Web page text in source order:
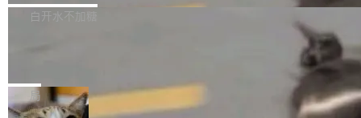
正，才能成为机器能理解的高质量数据。医学影
张CT影像上完成像素级精细分割，让系统"...
理工具。它可以查看，转换，编辑和分类所有主
新功能 macOS：在 Connect/Share 按钮中添加
通过 AirDop 共享书籍的功能 Content server：
白开水不加糖
ube 视频，标题是"SwiftUI 七年后：一个平庸的
故事"。视频核心观点很简单：SwiftUI 发布七年
局